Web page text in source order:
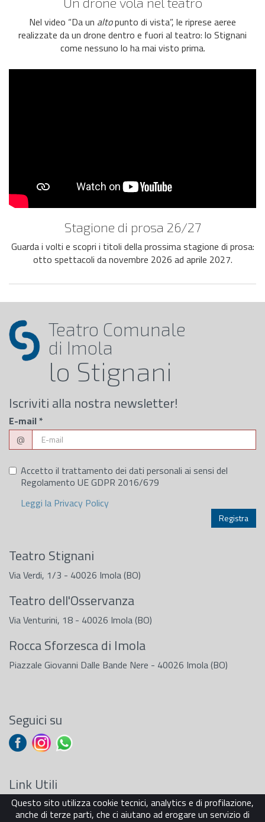
Nel video “Da un altopunto di vista”, le riprese aeree
realizzate da un drone dentro e fuori al teatro: lo Stignani
come nessuno lo ha mai visto prima.
Stagione di prosa 26/27
Guarda i volti e scopri i titoli della prossima stagione di prosa:
otto spettacoli da novembre 2026 ad aprile 2027.
Teatro Comunale
di Imola
lo Stignani
Iscriviti alla nostra newsletter!
E-mail*
@
Accetto il trattamento dei dati personali ai sensi del
Regolamento UE GDPR 2016/679
Leggi la Privacy Policy
Teatro Stignani
Via Verdi, 1/3 - 40026 Imola (BO)
Teatro dell'Osservanza
Via Venturini, 18 - 40026 Imola (BO)
Rocca Sforzesca di Imola
Piazzale Giovanni Dalle Bande Nere - 40026 Imola (BO)
Seguici su
Link Utili
Sostenitori
Carta dei Servizi
Questo sito utilizza cookie tecnici, analytics e di profilazione,
anche di terze parti, che ci aiutano ad erogare un servizio di